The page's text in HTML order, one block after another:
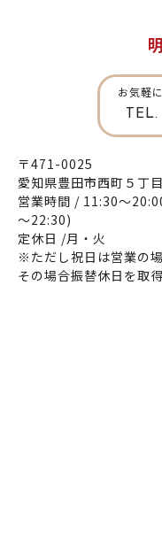
お気軽
TEL.
〒471-0025
愛知県豊田市西町５丁
営業時間 / 11:30～
～22:30)
定休日 /月・火
※ただし祝日は営業の場
その場合振替休日を取